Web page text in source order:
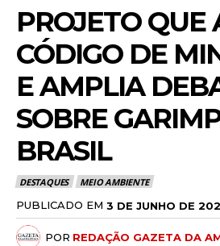
PROJETO QUE
CÓDIGO DE
E AMPLIA
SOBRE
BRASIL
DESTAQUES MEIO AMBIENTE
PUBLICADO EM 3 DE JUNHO DE
POR REDAÇÃO GAZETA DA